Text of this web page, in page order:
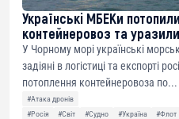
Українські МБЕКи
контейнеровоз та
У Чорному морі українські
задіяні в логістиці та експорті
потоплення контейнеровоза по...
#Атака дронів
#Росія
#Світ #Судно #Україна #Флот